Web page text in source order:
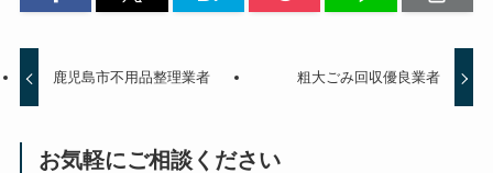
鹿児島市不用品整理業者 粗大ごみ回収優良業者
お気軽にご相談ください